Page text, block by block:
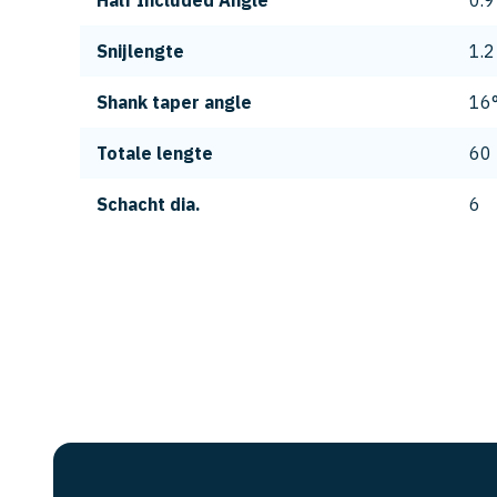
Snijlengte 1.2
Shank taper angle
Totale lengte 60
Schacht dia. 6